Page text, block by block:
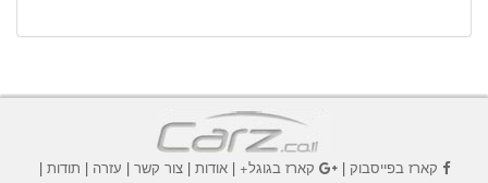
קארז בפייסבוק| קארז בגוגל+|אודות |צור קשר | עזרה | תודות |